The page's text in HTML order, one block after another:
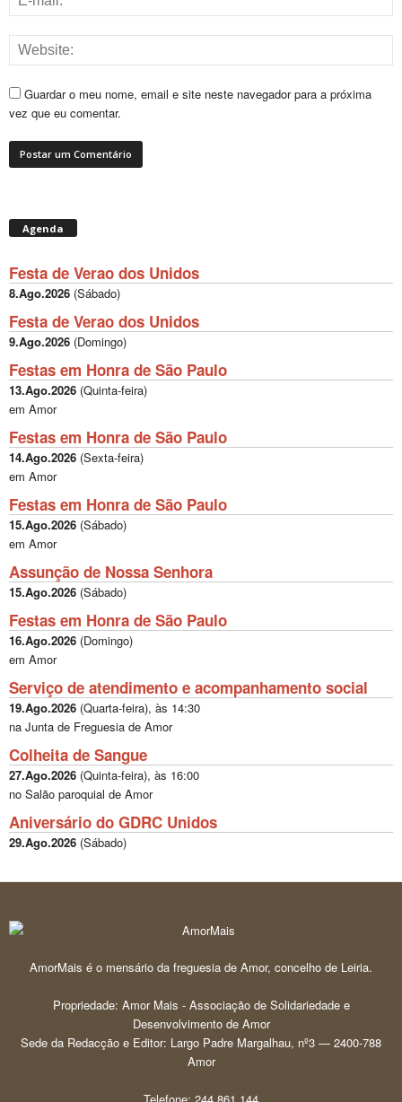
Guardar o meu nome, email e site neste navegador para a próxima
vez que eu comentar.
Agenda
Festa de Verao dos Unidos
8.Ago.2026 (Sábado)
Festa de Verao dos Unidos
9.Ago.2026 (Domingo)
Festas em Honra de São Paulo
13.Ago.2026 (Quinta-feira)
em Amor
Festas em Honra de São Paulo
14.Ago.2026 (Sexta-feira)
em Amor
Festas em Honra de São Paulo
15.Ago.2026 (Sábado)
em Amor
Assunção de Nossa Senhora
15.Ago.2026 (Sábado)
Festas em Honra de São Paulo
16.Ago.2026 (Domingo)
em Amor
Serviço de atendimento e acompanhamento social
19.Ago.2026 (Quarta-feira), às 14:30
na Junta de Freguesia de Amor
Colheita de Sangue
27.Ago.2026 (Quinta-feira), às 16:00
no Salão paroquial de Amor
Aniversário do GDRC Unidos
29.Ago.2026 (Sábado)
AmorMais é o mensário da freguesia de Amor, concelho de Leiria.
Propriedade: Amor Mais - Associação de Solidariedade e
Desenvolvimento de Amor
Sede da Redacção e Editor: Largo Padre Margalhau, nº3 — 2400-788
Amor
Telefone: 244 861 144